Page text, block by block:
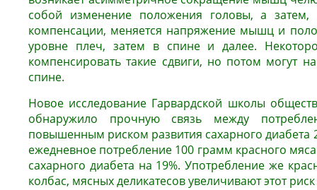
собой изменение положения головы, а затем,
компенсации, меняется напряжение мышц и
уровне плеч, затем в спине и далее.
компенсировать такие сдвиги, но потом могут
спине.
Новое исследование Гарвардской школы
обнаружило прочную связь между
повышенным риском развития сахарного диабета
ежедневное потребление 100 грамм красного
сахарного диабета на 19%. Употребление же
колбас, мясных деликатесов увеличивают этот